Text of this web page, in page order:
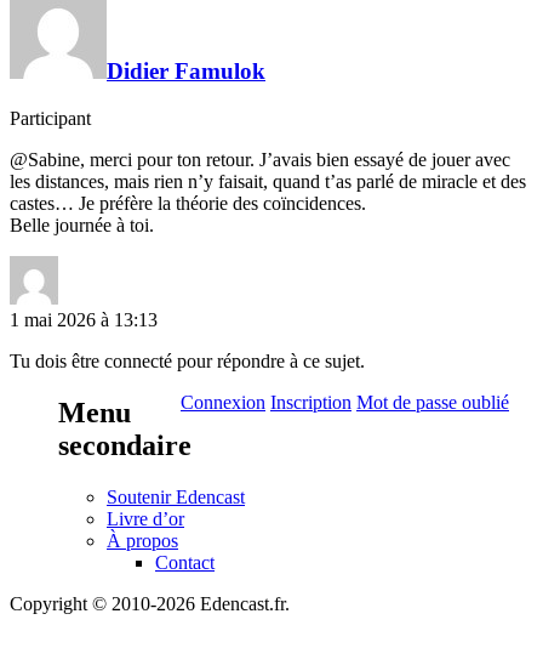
Didier Famulok
Participant
@Sabine, merci pour ton retour. J’avais bien essayé de jouer avec
les distances, mais rien n’y faisait, quand t’as parlé de miracle et des
castes… Je préfère la théorie des coïncidences.
Belle journée à toi.
1 mai 2026 à 13:13
Tu dois être connecté pour répondre à ce sujet.
Connexion Inscription Mot de passe oublié
Menu
secondaire
Soutenir Edencast
Livre d’or
À propos
Contact
Copyright © 2010-2026 Edencast.fr.